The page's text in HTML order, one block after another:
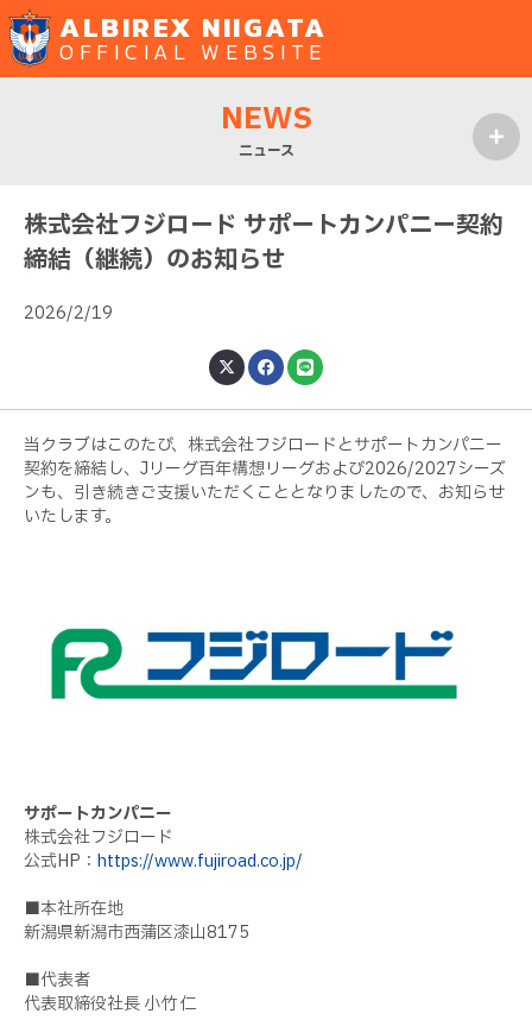
ALBIREX NIIGATA
OFFICIAL WEBSITE
NEWS
ニュース
株式会社フジロード サポートカンパニー契約
締結（継続）のお知らせ
2026/2/19
当クラブはこのたび、株式会社フジロードとサポートカンパニー
契約を締結し、Jリーグ百年構想リーグおよび2026/2027シーズ
ンも、引き続きご支援いただくこととなりましたので、お知らせ
いたします。
サポートカンパニー
株式会社フジロード
公式HP： https://www.fujiroad.co.jp/
■本社所在地
新潟県新潟市西蒲区漆山8175
■代表者
代表取締役社長 小竹 仁